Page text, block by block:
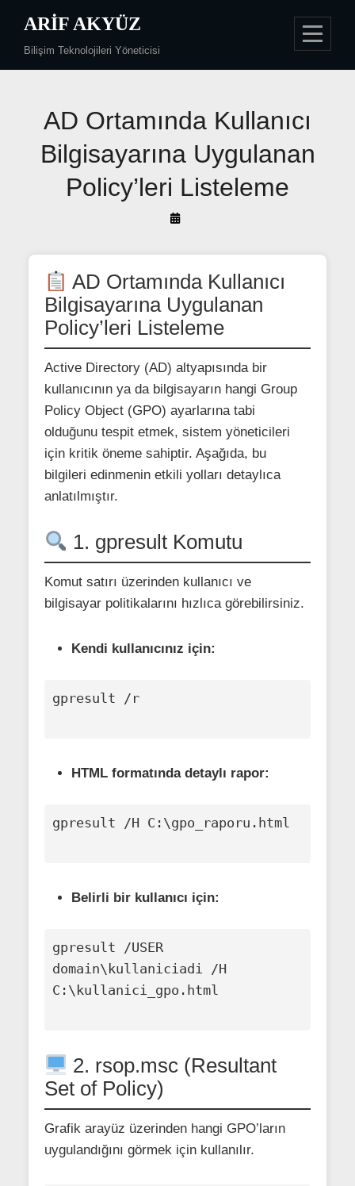
content
ARIF AKYÜZ
Bilişim Teknolojileri Yöneticisi
AD Ortamında Kullanıcı
Bilgisayarına Uygulanan
Policy’leri Listeleme
By
Akyüz
AD Ortamında Kullanıcı
Bilgisayarına Uygulanan
Policy’leri Listeleme
Active Directory (AD) altyapısında bir
kullanıcının ya da bilgisayarın hangi Group
Policy Object (GPO) ayarlarına tabi
olduğunu tespit etmek, sistem yöneticileri
için kritik öneme sahiptir. Aşağıda, bu
bilgileri edinmenin etkili yolları detaylıca
anlatılmıştır.
1. gpresult Komutu
Komut satırı üzerinden kullanıcı ve
bilgisayar politikalarını hızlıca görebilirsiniz.
Kendi kullanıcınız için:
gpresult /r
HTML formatında detaylı rapor:
gpresult /H C:\gpo_raporu.html
Belirli bir kullanıcı için:
gpresult /USER
domain\kullaniciadi /H
C:\kullanici_gpo.html
2. rsop.msc (Resultant
Set of Policy)
Grafik arayüz üzerinden hangi GPO’ların
uygulandığını görmek için kullanılır.
Yazı